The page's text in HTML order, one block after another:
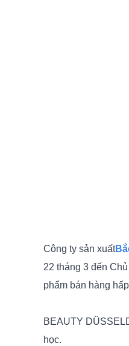
Công ty sản xuất
22 tháng 3 đến
phẩm bán hàng
BEAUTY
học.